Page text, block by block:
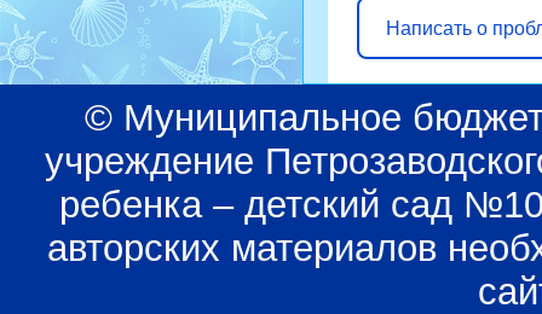
Написать о
© Муниципальное
учреждение
ребенка – детский сад
авторских материалов